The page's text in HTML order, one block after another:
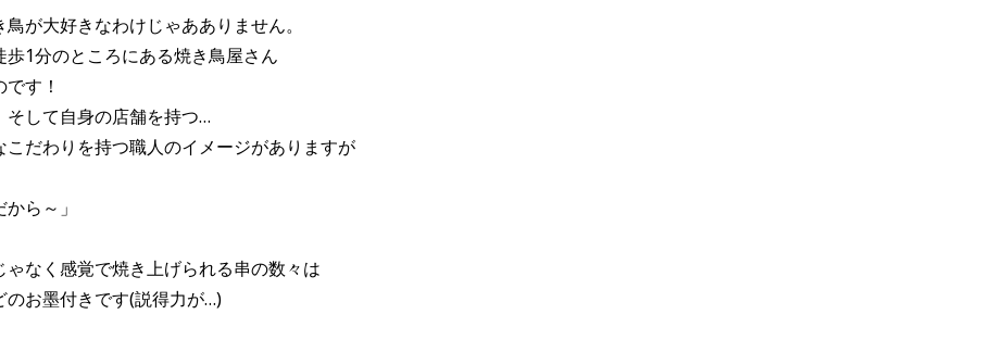
が大好きなわけじゃあありません。
1分のところにある焼き鳥屋さん
す！
して自身の店舗を持つ…
だわりを持つ職人のイメージがありますが
ら～」
なく感覚で焼き上げられる串の数々は
お墨付きです(説得力が…)